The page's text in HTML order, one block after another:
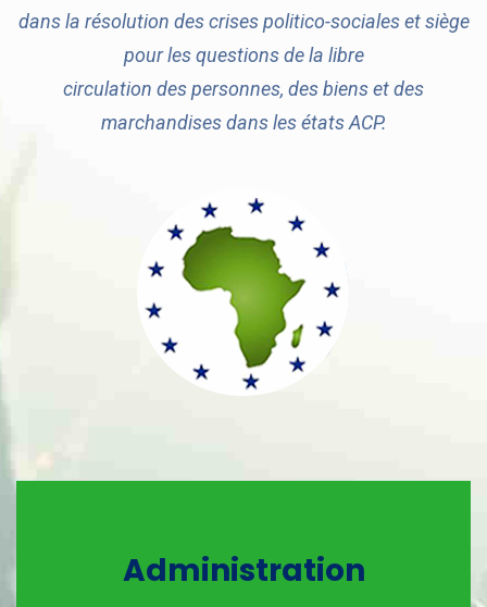
dans la résolution des crises politico-sociales et siège
pour les questions de la libre
circulation des personnes, des biens et des
marchandises dans les états ACP.
Administration